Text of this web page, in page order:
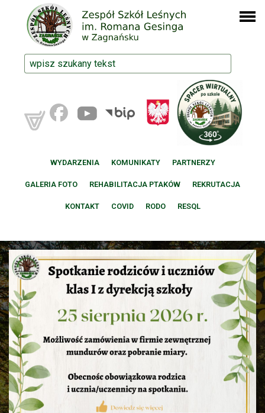
WYDARZENIA KOMUNIKATY PARTNERZY
GALERIA FOTO REHABILITACJA PTAKÓW REKRUTACJA
KONTAKT COVID RODO RESQL